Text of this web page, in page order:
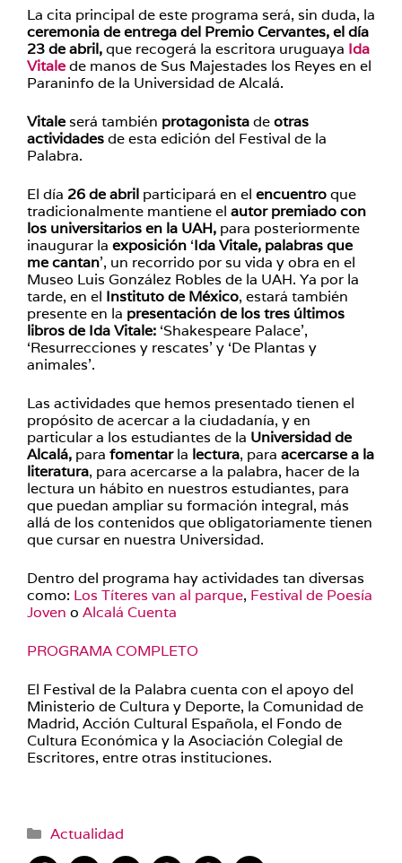
La cita principal de este programa será, sin duda, la
ceremonia de entrega del Premio Cervantes, el día
23 de abril,que recogerá la escritora uruguaya Ida
Vitalede manos de Sus Majestades los Reyes en el
Paraninfo de la Universidad de Alcalá.
Vitaleserá también protagonistadeotras
actividadesde esta edición del Festival de la
Palabra.
El día 26 de abril participará en el encuentroque
tradicionalmente mantiene el autor premiado con
los universitarios en la UAH, para posteriormente
inaugurar la exposición ‘Ida Vitale, palabras que
me cantan’, un recorrido por su vida y obra en el
Museo Luis González Robles de la UAH. Ya por la
tarde, en el Instituto de México, estará también
presente en la presentación de los tres últimos
libros de Ida Vitale: ‘Shakespeare Palace’,
‘Resurrecciones y rescates’ y ‘De Plantas y
animales’.
Las actividades que hemos presentado tienen el
propósito de acercar a la ciudadanía, y en
particular a los estudiantes de la Universidad de
Alcalá, para fomentarla lectura, para acercarse a la
literatura, para acercarse a la palabra, hacer de la
lectura un hábito en nuestros estudiantes, para
que puedan ampliar su formación integral, más
allá de los contenidos que obligatoriamente tienen
que cursar en nuestra Universidad.
Dentro del programa hay actividades tan diversas
como: Los Títeres van al parque, Festival de Poesía
Joven o Alcalá Cuenta
PROGRAMA COMPLETO
El Festival de la Palabra cuenta con el apoyo del
Ministerio de Cultura y Deporte, la Comunidad de
Madrid, Acción Cultural Española, el Fondo de
Cultura Económica y la Asociación Colegial de
Escritores, entre otras instituciones.
Categorías
Actualidad